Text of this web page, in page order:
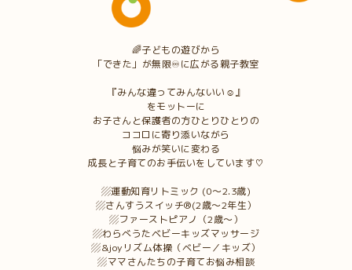
🌈子どもの遊びから
「できた」が無限♾に広がる親子教室
『みんな違ってみんないい☺︎』
をモットーに
お子さんと保護者の方ひとりひとりの
ココロに寄り添いながら
悩みが笑いに変わる
成長と子育てのお手伝いをしています♡
▨運動知育リトミック (0〜2.3歳)
▨さんすうスイッチ®︎(2歳〜2年生）
▨ファーストピアノ（2歳〜）
▨わらべうたベビーキッズマッサージ
▨&joyリズム体操（ベビー／キッズ）
▨ママさんたちの子育てお悩み相談